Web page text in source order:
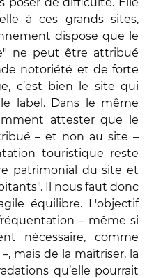
à ces grands sites,
dispose que le
ne peut être attribué
notoriété et de forte
c’est bien le site qui
label. Dans le même
attester que le
– et non au site –
touristique reste
patrimonial du site et
Il nous faut donc
équilibre. L'objectif
– même si
nécessaire, comme
mais de la maîtriser, la
qu’elle pourrait